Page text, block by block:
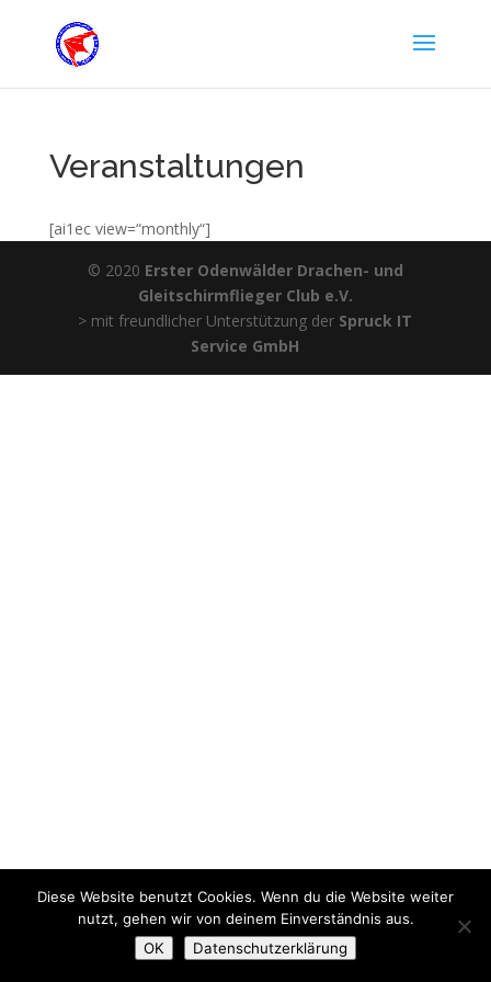
Veranstaltungen
[ai1ec view=“monthly“]
© 2020 Erster Odenwälder Drachen- und
Gleitschirmflieger Club e.V.
> mit freundlicher Unterstützung der Spruck IT
Service GmbH
Diese Website benutzt Cookies. Wenn du die Website weiter
nutzt, gehen wir von deinem Einverständnis aus.
OK
Datenschutzerklärung